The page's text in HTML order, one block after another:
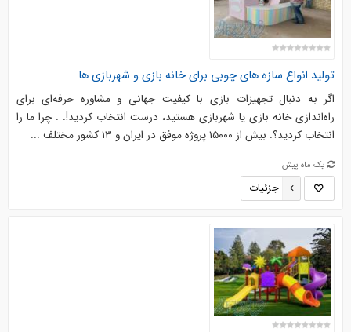
تولید انواع سازه های چوبی برای خانه بازی و شهربازی ها
اگر به دنبال تجهیزات بازی با کیفیت جهانی و مشاوره حرفه‌ای برای
راه‌اندازی خانه بازی یا شهربازی هستید، درست انتخاب کردید!. . چرا ما را
انتخاب کردید؟. بیش از ۱۵۰۰۰ پروژه موفق در ایران و ۱۳ کشور مختلف ...
یک ماه پیش
جزئیات